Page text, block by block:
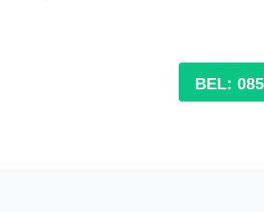
BEL: